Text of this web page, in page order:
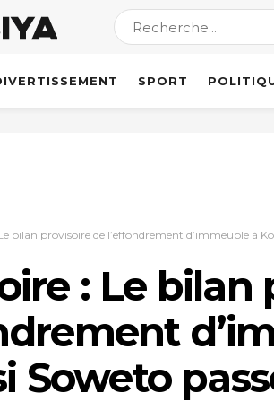
SPORT
bilan provisoire de l’effondrement d’immeuble à
: Le bilan
Soweto